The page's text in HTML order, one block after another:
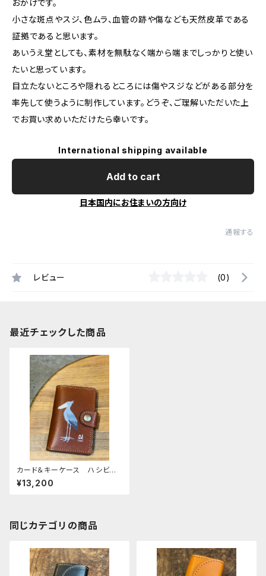
おかげです。
小さな斑点やスジ、色ムラ、血管の跡や傷なども天然皮革である
証拠であると思います。
あいうえ堂としても、素材を無駄なく端から端までしっかりと使い
たいと思っています。
目立たないところや隠れるところには傷やスジなどがある部分を
率先して使うように制作しています。どうぞ、ご理解いただいた上
でお買い求めいただけたら幸いです。
International shipping available
Add to cart
日本国内にお住まいの方向け
通報する
レビュー (0)
最近チェックした商品
カード＆キーケース ハシビロ
コウ ブラウン キーケース
カードケース 栃木レザー
¥13,200
同じカテゴリの商品